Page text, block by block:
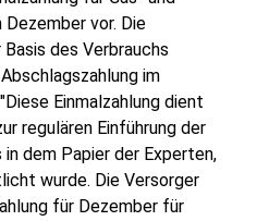
vor. Die
des Verbrauchs
im
Einmalzahlung dient
regulären Einführung der
dem Papier der Experten,
wurde. Die Versorger
für Dezember für